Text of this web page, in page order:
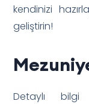
kendinizi
geliştirin!
Detaylı